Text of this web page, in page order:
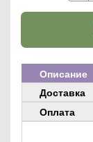
Описание
Доставка
Оплата